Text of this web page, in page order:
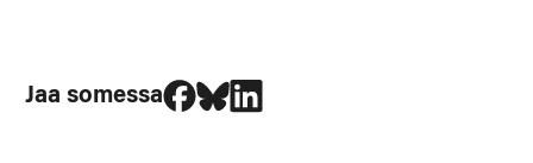
Jaa somessa
Jaa Facebookissa
Jaa Blueskyssa
Jaa LinkedIn:ssä